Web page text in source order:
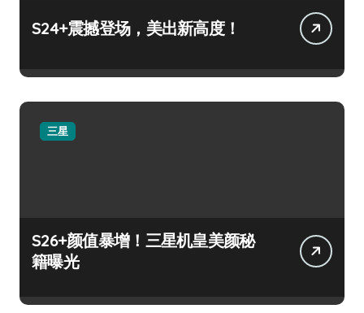
S24+震撼登场，美出新高度！
三星
S26+颜值暴增！三星机皇美颜秘
籍曝光